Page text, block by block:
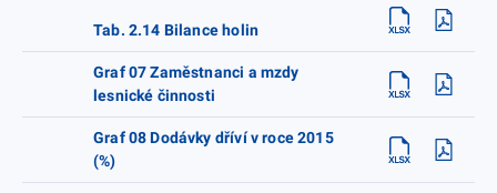
Tab. 2.14 Bilance holin
Graf 07 Zaměstnanci a mzdy
lesnické činnosti
Graf 08 Dodávky dříví v roce 2015
(%)